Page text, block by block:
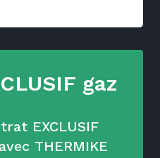
gaz
EXCLUSIF
THERMIKE